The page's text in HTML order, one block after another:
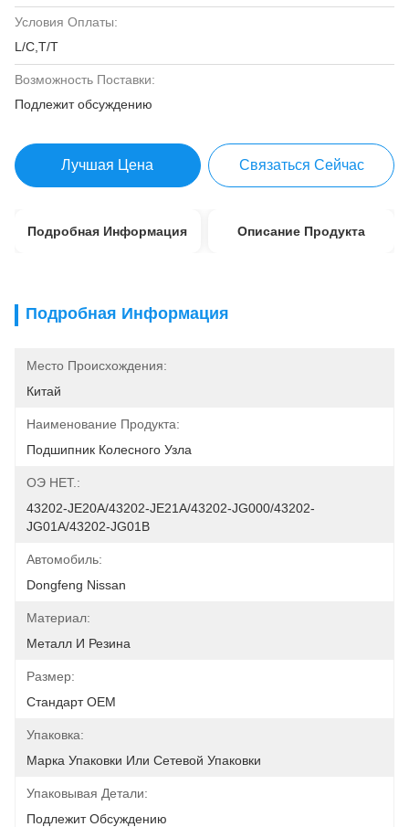
Условия Оплаты:
L/C,T/T
Возможность Поставки:
Подлежит обсуждению
Лучшая Цена Связаться Сейчас
Подробная Информация Описание Продукта
Подробная Информация
Место Происхождения:
Китай
Наименование Продукта:
Подшипник Колесного Узла
ОЭ НЕТ.:
43202-JE20A/43202-JE21A/43202-JG000/43202-
JG01A/43202-JG01B
Автомобиль:
Dongfeng Nissan
Материал:
Металл И Резина
Размер:
Стандарт OEM
Упаковка:
Марка Упаковки Или Сетевой Упаковки
Упаковывая Детали:
Подлежит Обсуждению